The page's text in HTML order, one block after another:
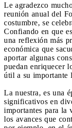
Le agradezco
reunión anual del
costumbre, se
Confiando en que
una reflexión más
económica que
aportar algunas
puedan enriquecer
útil a su importante
La nuestra, es una
significativos en
importantes para la
los avances que